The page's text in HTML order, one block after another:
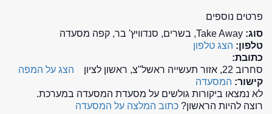
פרטים נוספים
סוג: Take Away, בשרים, סנדוויץ' בר, קפה מסעדה
טלפון: הצג טלפון
כתובת:
סחרוב 22, אזור תעשייה ראשל"צ, ראשון לציון
הצג על המפה
קישור: המסעדה
לא נמצאו ביקורות גולשים על מסעדת המסעדה במערכת.
רוצה להיות הראשון? כתוב המלצה על המסעדה